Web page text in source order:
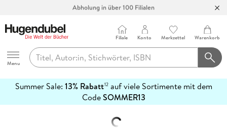
Abholung in über 100 Filialen
Hugendubel
Menu
Filiale Konto Merkzettel Warenkorb
Summer Sale: 13% Rabatt12auf viele Sortimente mit dem
CodeSOMMER13
erfahren